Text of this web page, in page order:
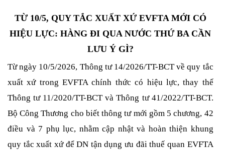
TỪ 10/5, QUY TẮC XUẤT XỨ EVFTA MỚI CÓ
HIỆU LỰC: HÀNG ĐI QUA NƯỚC THỨ BA CẦN
LƯU Ý GÌ?
Từ ngày 10/5/2026, Thông tư 14/2026/TT-BCT về quy tắc
xuất xứ trong EVFTA chính thức có hiệu lực, thay thế
Thông tư 11/2020/TT-BCT và Thông tư 41/2022/TT-BCT.
Bộ Công Thương cho biết thông tư mới gồm 5 chương, 42
điều và 7 phụ lục, nhằm cập nhật và hoàn thiện khung
quy tắc xuất xứ để DN tận dụng ưu đãi thuế quan EVFTA